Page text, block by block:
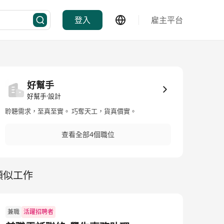
登入 雇主平台
好幫手
好幫手·設計
聆聽需求，至真至實。 巧奪天工，貨真價實。
查看全部4個職位
似工作
兼職 活躍招聘者